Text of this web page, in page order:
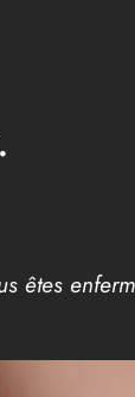
êtes